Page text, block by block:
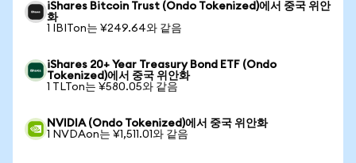
iShares Bitcoin Trust (Ondo Tokenized)에서 중국 위안
화
1 IBITon는 ¥249.64와 같음
iShares 20+ Year Treasury Bond ETF (Ondo
Tokenized)에서 중국 위안화
1 TLTon는 ¥580.05와 같음
NVIDIA (Ondo Tokenized)에서 중국 위안화
1 NVDAon는 ¥1,511.01와 같음